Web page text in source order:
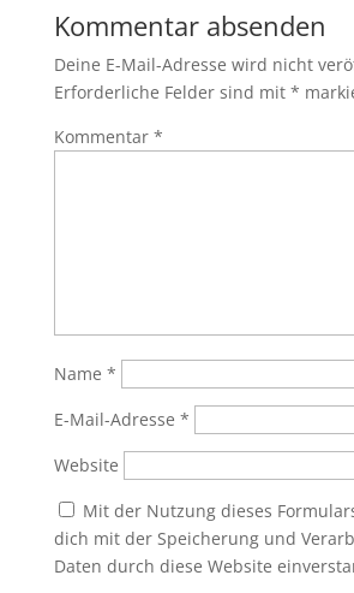
Kommentar absenden
Deine E-Mail-Adresse wird nicht
Erforderliche Felder sind mit *
Kommentar *
Name *
E-Mail-Adresse *
Website
Mit der Nutzung dieses
dich mit der Speicherung und
Daten durch diese Website